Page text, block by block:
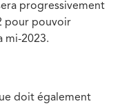
progressivement
pour pouvoir
mi-2023.
doit également